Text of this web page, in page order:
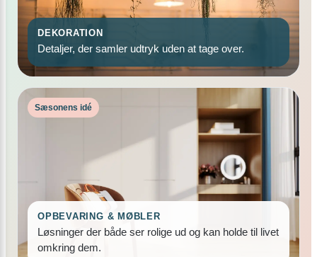
DEKORATION
Detaljer, der samler udtryk uden at tage over.
Sæsonens idé
OPBEVARING & MØBLER
Løsninger der både ser rolige ud og kan holde til livet
omkring dem.